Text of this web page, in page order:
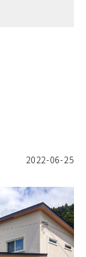
2022-06-25